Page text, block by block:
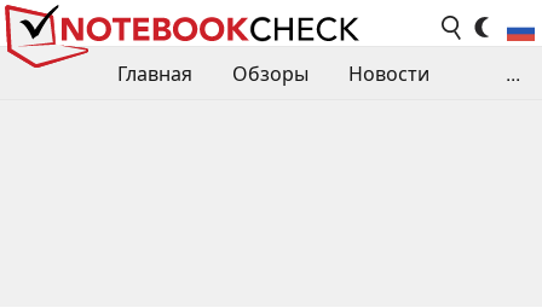
Главная Обзоры
Новости
...